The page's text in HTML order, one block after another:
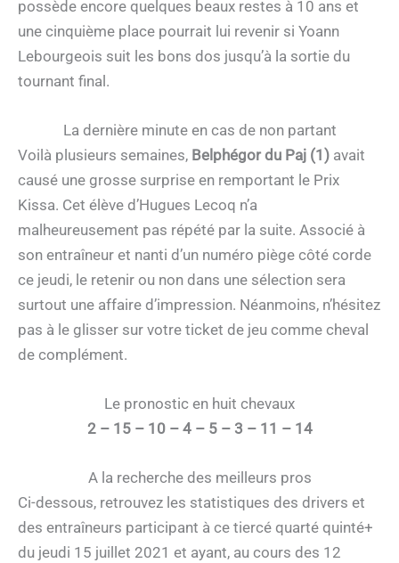
possède encore quelques beaux restes à 10 ans et
une cinquième place pourrait lui revenir si Yoann
Lebourgeois suit les bons dos jusqu’à la sortie du
tournant final.
La dernière minute en cas de non partant
Voilà plusieurs semaines, Belphégor du Paj (1) avait
causé une grosse surprise en remportant le Prix
Kissa. Cet élève d’Hugues Lecoq n’a
malheureusement pas répété par la suite. Associé à
son entraîneur et nanti d’un numéro piège côté corde
ce jeudi, le retenir ou non dans une sélection sera
surtout une affaire d’impression. Néanmoins, n’hésitez
pas à le glisser sur votre ticket de jeu comme cheval
de complément.
Le pronostic en huit chevaux
2 – 15 – 10 – 4 – 5 – 3 – 11 – 14
A la recherche des meilleurs pros
Ci-dessous, retrouvez les statistiques des drivers et
des entraîneurs participant à ce tiercé quarté quinté+
du jeudi 15 juillet 2021 et ayant, au cours des 12